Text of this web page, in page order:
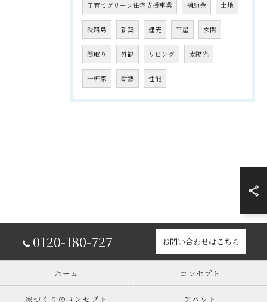
子育てグリーン住宅支援事業 補助金 土地
淡路島 新築 建売 平屋 玄関
間取り 外観 リビング 太陽光
一軒家 断熱 性能
0120-180-727 お問い合わせはこちら
ホーム コンセプト
家づくりのコンセプト アバウト